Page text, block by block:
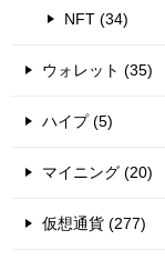
NFT (34)
ウォレット (35)
ハイプ (5)
マイニング (20)
仮想通貨 (277)